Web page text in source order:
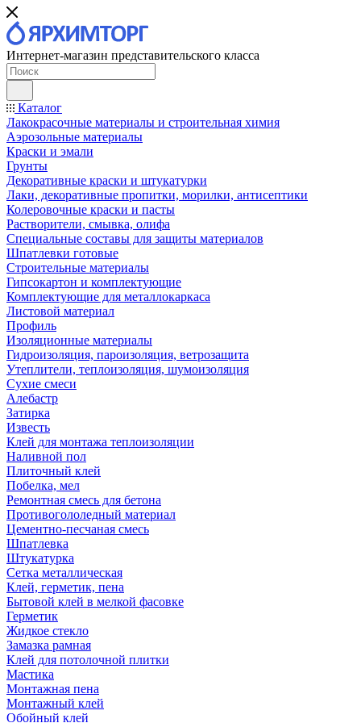
Интернет-магазин представительского класса
Каталог
Лакокрасочные материалы и строительная химия
Аэрозольные материалы
Краски и эмали
Грунты
Декоративные краски и штукатурки
Лаки, декоративные пропитки, морилки, антисептики
Колеровочные краски и пасты
Растворители, смывка, олифа
Специальные составы для защиты материалов
Шпатлевки готовые
Строительные материалы
Гипсокартон и комплектующие
Комплектующие для металлокаркаса
Листовой материал
Профиль
Изоляционные материалы
Гидроизоляция, пароизоляция, ветрозащита
Утеплители, теплоизоляция, шумоизоляция
Сухие смеси
Алебастр
Затирка
Известь
Клей для монтажа теплоизоляции
Наливной пол
Плиточный клей
Побелка, мел
Ремонтная смесь для бетона
Противогололедный материал
Цементно-песчаная смесь
Шпатлевка
Штукатурка
Сетка металлическая
Клей, герметик, пена
Бытовой клей в мелкой фасовке
Герметик
Жидкое стекло
Замазка рамная
Клей для потолочной плитки
Мастика
Монтажная пена
Монтажный клей
Обойный клей